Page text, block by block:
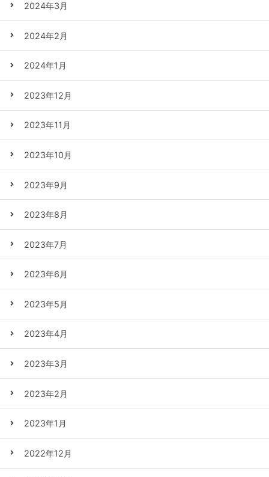
2024年3月
2024年2月
2024年1月
2023年12月
2023年11月
2023年10月
2023年9月
2023年8月
2023年7月
2023年6月
2023年5月
2023年4月
2023年3月
2023年2月
2023年1月
2022年12月